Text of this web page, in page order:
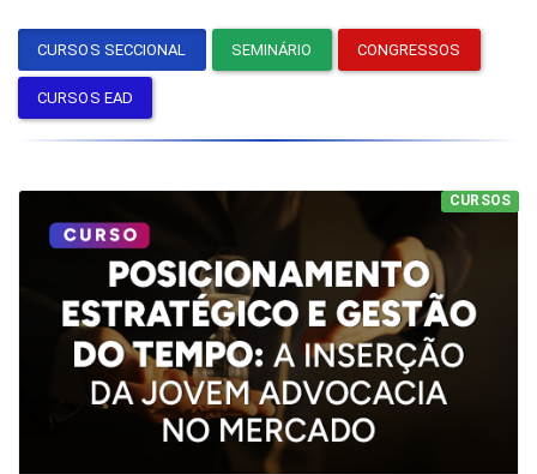
CURSOS SECCIONAL SEMINÁRIO CONGRESSOS
CURSOS EAD
CURSOS